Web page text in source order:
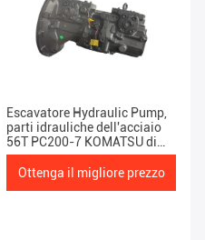
Escavatore Hydraulic Pump,
parti idrauliche dell'acciaio
56T PC200-7 KOMATSU di
HPV95 KOMATSU
Ottenga il migliore prezzo